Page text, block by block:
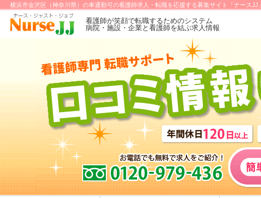
横浜市金沢区（神奈川県）の車通勤可の看護師求人・転職を応援する募集サイト「ナースJJ」
看護師が笑顔で転職するためのシステム
病院・施設・企業と看護師を結ぶ求人情報